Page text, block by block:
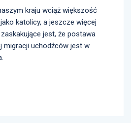
kraju wciąż większość
katolicy, a jeszcze więcej
jest, że postawa
migracji uchodźców jest w